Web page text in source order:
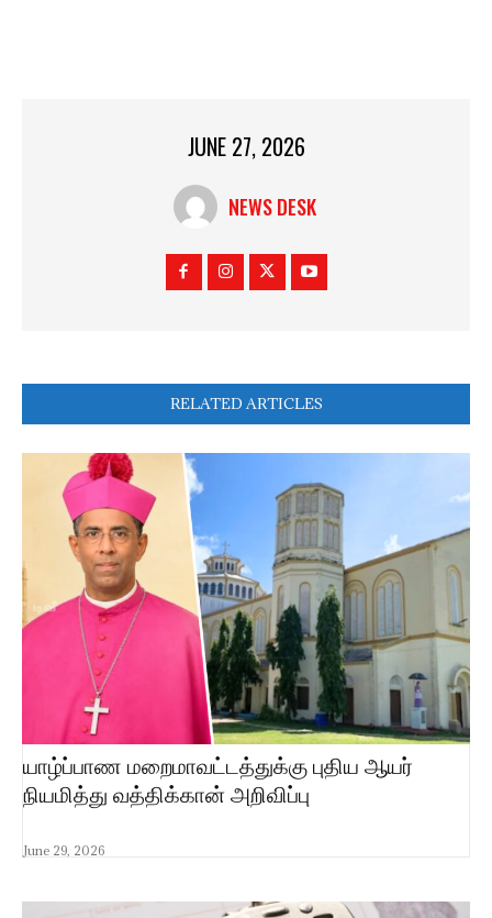
JUNE 27, 2026
NEWS DESK
RELATED ARTICLES
யாழ்ப்பாண மறைமாவட்டத்துக்கு புதிய ஆயர்
நியமித்து வத்திக்கான் அறிவிப்பு
June 29, 2026